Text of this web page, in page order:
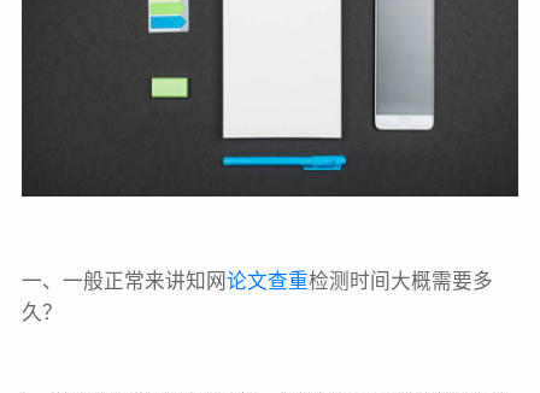
一、一般正常来讲知网论文查重检测时间大概需要多
久？